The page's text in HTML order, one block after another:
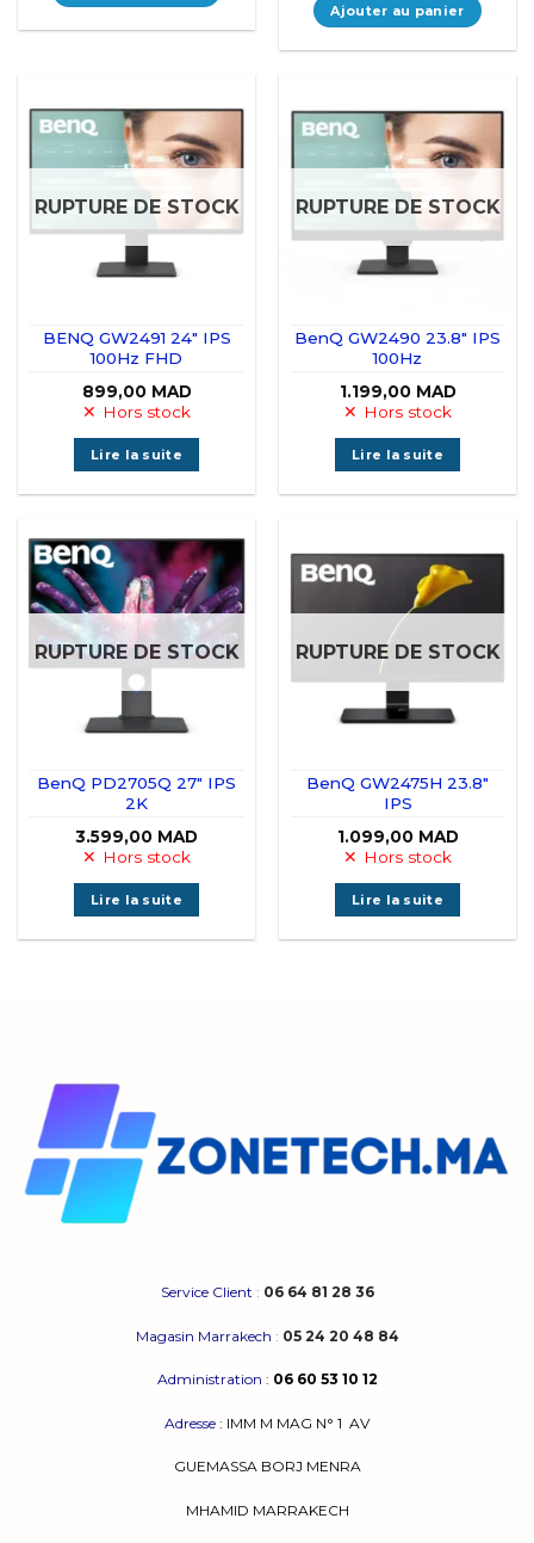
Ajouter au panier
RUPTURE DE STOCK
BENQ GW2491 24″ IPS
100Hz FHD
899,00 MAD
Hors stock
Lire la suite
RUPTURE DE STOCK
BenQ GW2490 23.8″ IPS
100Hz
1.199,00 MAD
Hors stock
Lire la suite
RUPTURE DE STOCK
BenQ PD2705Q 27″ IPS
2K
3.599,00 MAD
Hors stock
Lire la suite
RUPTURE DE STOCK
BenQ GW2475H 23.8″
IPS
1.099,00 MAD
Hors stock
Lire la suite
Service Client : 06 64 81 28 36
Magasin Marrakech : 05 24 20 48 84
Administration : 06 60 53 10 12
Adresse : IMM M MAG N° 1 AV
GUEMASSA BORJ MENRA
MHAMID MARRAKECH